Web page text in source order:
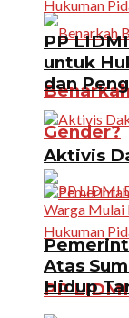
Gender?
PP
PP
untuk
dan
Aktivis
Atas
Hidup